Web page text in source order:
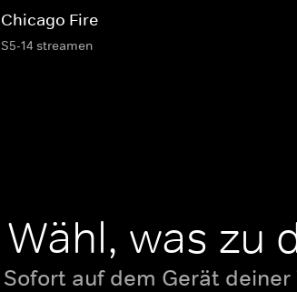
Chicago Fire
S5-14 streamen
Wähl, was zu
Sofort auf dem Gerät